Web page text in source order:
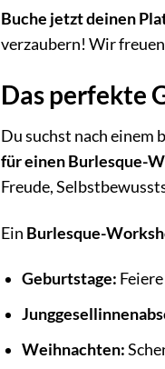
Buche jetzt deinen
verzaubern! Wir
Das perfekte
Du suchst nach einem
für einen Burlesque-
Freude,
Ein Burlesque-
Geburtstage:
Weihnachten: